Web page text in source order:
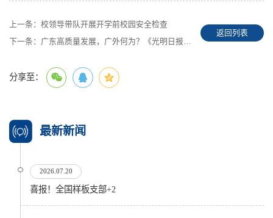
上一条： 校领导带队开展开学前校园安全检查
下一条： 广东高质量发展，广外何为？《光明日报》专访石佑启书记
返回列表
分享至：
最新新闻
2026.07.20
喜报！全国样板支部+2